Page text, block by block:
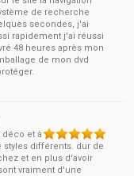
de recherche
secondes, j'ai
rapidement j'ai réussi
48 heures après mon
de mon dvd
et à
styles différents. dur de
et en plus d'avoir
vraiment d'une